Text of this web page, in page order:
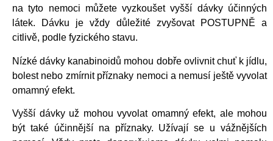
na tyto nemoci můžete vyzkoušet vyšší dávky účinných
látek. Dávku je vždy důležité zvyšovat POSTUPNĚ a
citlivě, podle fyzického stavu.
Nízké dávky kanabinoidů mohou dobře ovlivnit chuť k jídlu,
bolest nebo zmírnit příznaky nemoci a nemusí ještě vyvolat
omamný efekt.
Vyšší dávky už mohou vyvolat omamný efekt, ale mohou
být také účinnější na příznaky. Užívají se u vážnějších